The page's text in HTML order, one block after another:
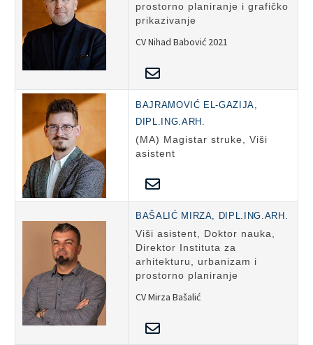
prostorno planiranje i grafičko
prikazivanje
CV Nihad Babović 2021
BAJRAMOVIĆ EL-GAZIJA,
DIPL.ING.ARH.
(MA) Magistar struke, Viši
asistent
BAŠALIĆ MIRZA, DIPL.ING.ARH.
Viši asistent, Doktor nauka,
Direktor Instituta za
arhitekturu, urbanizam i
prostorno planiranje
CV Mirza Bašalić